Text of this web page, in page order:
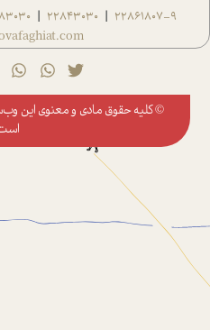
22861807-9
|
22843030
|
© کلیه حقوق مادی و معنوی این